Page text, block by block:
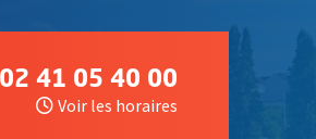
02 41 05 40 00
Voir les horaires